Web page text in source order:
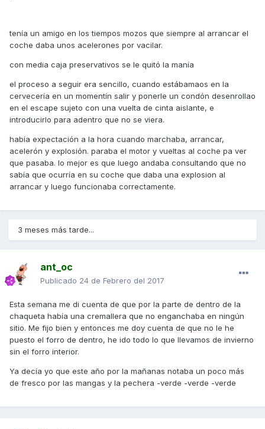
tenía un amigo en los tiempos mozos que siempre al arrancar el
coche daba unos acelerones por vacilar.
con media caja preservativos se le quitó la manía
el proceso a seguir era sencillo, cuando estábamaos en la
cervecería en un momentín salir y ponerle un condón desenrollao
en el escape sujeto con una vuelta de cinta aislante, e
introducirlo para adentro que no se viera.
había expectación a la hora cuando marchaba, arrancar,
acelerón y explosión. paraba el motor y vueltas al coche pa ver
que pasaba. lo mejor es que luego andaba consultando que no
sabía que ocurría en su coche que daba una explosion al
arrancar y luego funcionaba correctamente.
3 meses más tarde...
ant_oc
Publicado 24 de Febrero del 2017
Esta semana me di cuenta de que por la parte de dentro de la
chaqueta había una cremallera que no enganchaba en ningún
sitio. Me fijo bien y entonces me doy cuenta de que no le he
puesto el forro de dentro, he ido todo lo que llevamos de invierno
sin el forro interior.
Ya decía yo que este año por la mañanas notaba un poco más
de fresco por las mangas y la pechera -verde -verde -verde